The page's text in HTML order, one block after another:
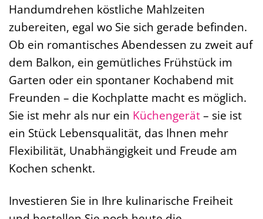
Handumdrehen köstliche Mahlzeiten
zubereiten, egal wo Sie sich gerade befinden.
Ob ein romantisches Abendessen zu zweit auf
dem Balkon, ein gemütliches Frühstück im
Garten oder ein spontaner Kochabend mit
Freunden – die Kochplatte macht es möglich.
Sie ist mehr als nur ein Küchengerät– sie ist
ein Stück Lebensqualität, das Ihnen mehr
Flexibilität, Unabhängigkeit und Freude am
Kochen schenkt.
Investieren Sie in Ihre kulinarische Freiheit